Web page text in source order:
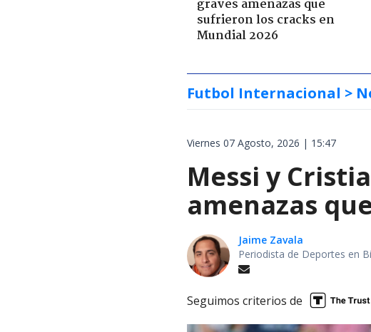
graves amenazas que
sufrieron los cracks en
Mundial 2026
Futbol Internacional >
Viernes 07 Agosto, 2026 | 15:47
Messi y
amenazas
Jaime Zavala
Periodista de Deportes en
Seguimos criterios de